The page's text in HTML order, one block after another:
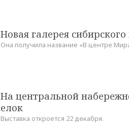
Новая галерея
Она получила название «В центре
На центральной
елок
Выставка откроется 22 декабря.